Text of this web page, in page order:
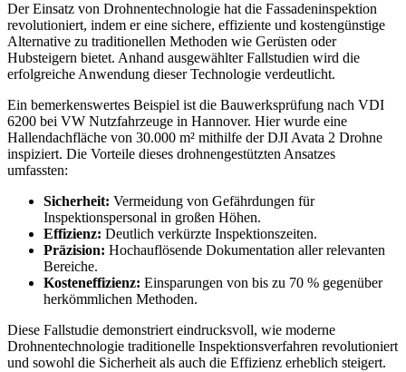
Der Einsatz von Drohnentechnologie hat die Fassadeninspektion
revolutioniert, indem er eine sichere, effiziente und kostengünstige
Alternative zu traditionellen Methoden wie Gerüsten oder
Hubsteigern bietet. Anhand ausgewählter Fallstudien wird die
erfolgreiche Anwendung dieser Technologie verdeutlicht.
Ein bemerkenswertes Beispiel ist die Bauwerksprüfung nach VDI
6200 bei VW Nutzfahrzeuge in Hannover. Hier wurde eine
Hallendachfläche von 30.000 m² mithilfe der DJI Avata 2 Drohne
inspiziert. Die Vorteile dieses drohnengestützten Ansatzes
umfassten:
Sicherheit: Vermeidung von Gefährdungen für
Inspektionspersonal in großen Höhen.
Effizienz: Deutlich verkürzte Inspektionszeiten.
Präzision: Hochauflösende Dokumentation aller relevanten
Bereiche.
Kosteneffizienz: Einsparungen von bis zu 70 % gegenüber
herkömmlichen Methoden.
Diese Fallstudie demonstriert eindrucksvoll, wie moderne
Drohnentechnologie traditionelle Inspektionsverfahren revolutioniert
und sowohl die Sicherheit als auch die Effizienz erheblich steigert.